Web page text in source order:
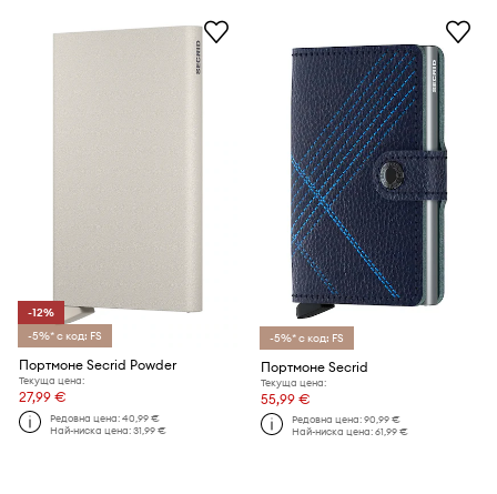
-12%
-5%* с код: FS
Портмоне Secrid Powder
Текуща цена:
27,99 €
Редовна цена:40,99 €
Най-ниска цена:31,99 €
-5%* с код: FS
Портмоне Secrid
Текуща цена:
55,99 €
Редовна цена:90,99 €
Най-ниска цена:61,99 €